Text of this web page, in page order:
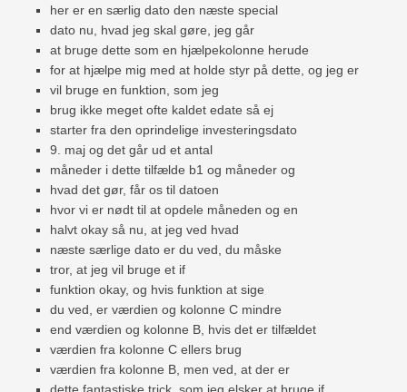
her er en særlig dato den næste special
dato nu, hvad jeg skal gøre, jeg går
at bruge dette som en hjælpekolonne herude
for at hjælpe mig med at holde styr på dette, og jeg er
vil bruge en funktion, som jeg
brug ikke meget ofte kaldet edate så ej
starter fra den oprindelige investeringsdato
9. maj og det går ud et antal
måneder i dette tilfælde b1 og måneder og
hvad det gør, får os til datoen
hvor vi er nødt til at opdele måneden og en
halvt okay så nu, at jeg ved hvad
næste særlige dato er du ved, du måske
tror, ​​at jeg vil bruge et if
funktion okay, og hvis funktion at sige
du ved, er værdien og kolonne C mindre
end værdien og kolonne B, hvis det er tilfældet
værdien fra kolonne C ellers brug
værdien fra kolonne B, men ved, at der er
dette fantastiske trick, som jeg elsker at bruge if